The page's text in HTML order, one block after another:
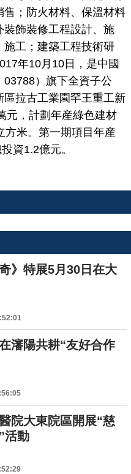
；防火材料、保溫材料
飾裝修工程設計、施
工；建築工程技術研
年10月10日，是中國
）旗下全資子公
拉古工業園罕王重工新
元，計劃年産綠色建材
方米。第一期項目年産
資1.2億元。
》特展5月30日在大
瀋陽共耕“友好合作
院大東院區開展“慈
活動